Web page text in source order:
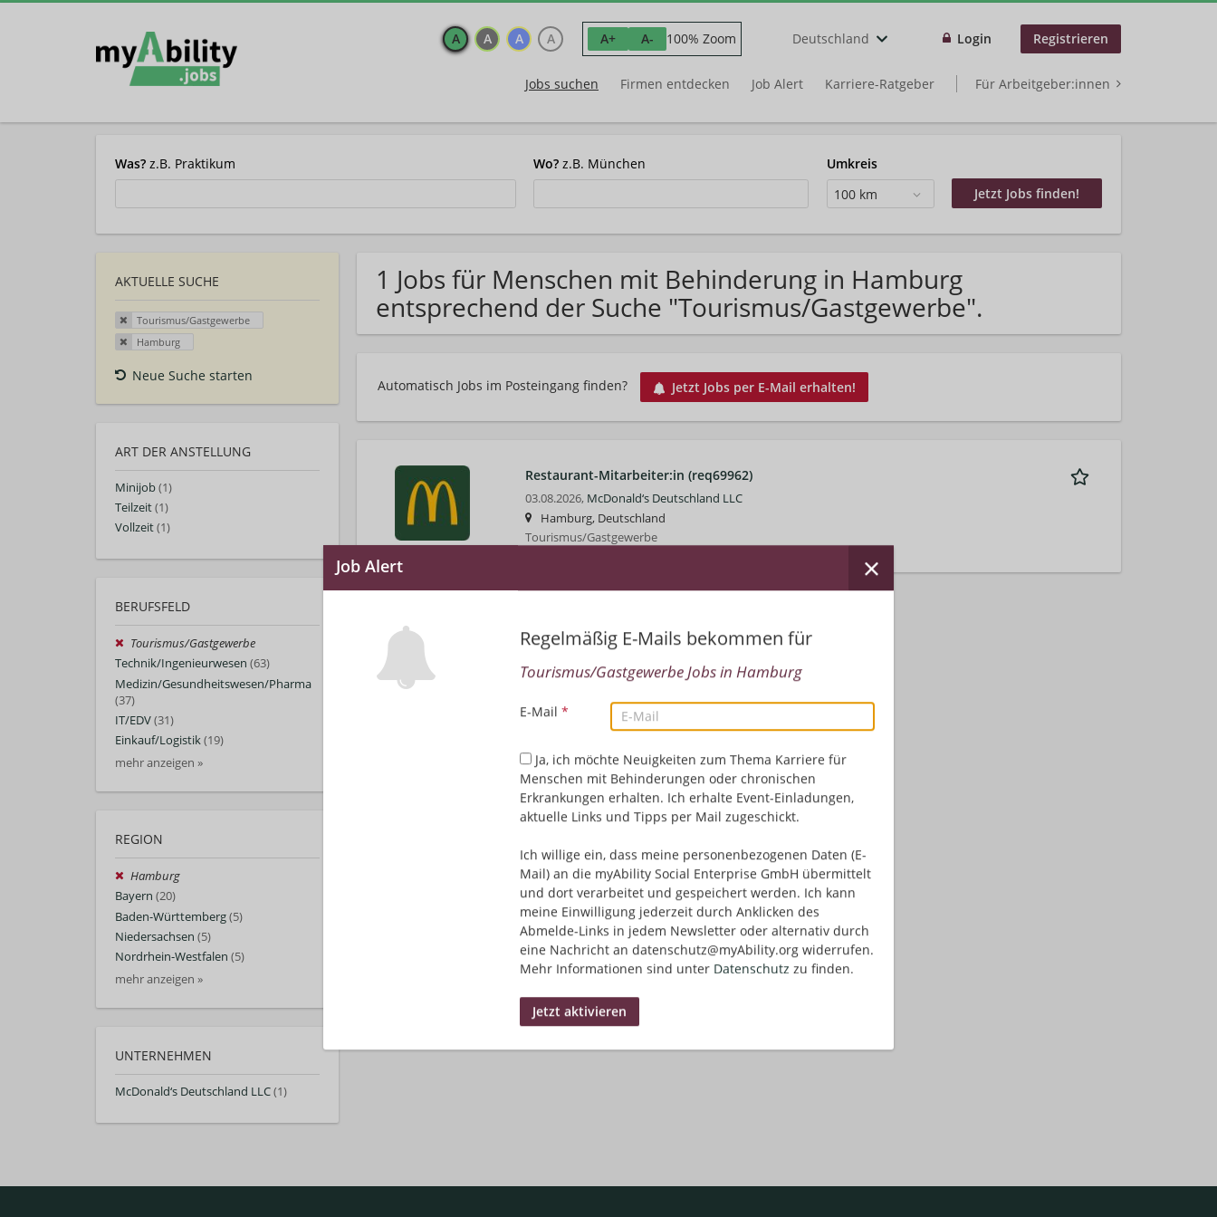
A A A A A+ A- 100% Zoom Deutschland Login Registrieren
Jobs suchen Firmen entdecken Job Alert Karriere-Ratgeber Für Arbeitgeber:innen
Was? z.B. Praktikum Wo? z.B. München
Umkreis
100 km
AKTUELLE SUCHE
Tourismus/Gastgewerbe
Hamburg
Neue Suche starten
ART DER ANSTELLUNG
Minijob(1)
Teilzeit(1)
Vollzeit(1)
BERUFSFELD
Tourismus/Gastgewerbe
Technik/Ingenieurwesen (63)
Medizin/Gesundheitswesen/Pharma
(37)
IT/EDV(31)
Einkauf/Logistik(19)
mehr anzeigen »
REGION
Hamburg
Bayern (20)
Baden-Württemberg(5)
Niedersachsen (5)
Nordrhein-Westfalen (5)
mehr anzeigen »
UNTERNEHMEN
McDonald‘s Deutschland LLC(1)
1 Jobs für Menschen mit Behinderung in Hamburg
entsprechend der Suche "Tourismus/Gastgewerbe".
Automatisch Jobs im Posteingang finden? Jetzt Jobs per E-Mail erhalten!
Regelmäßig E-Mails bekommen für
Tourismus/Gastgewerbe Jobs in Hamburg
E-Mail *
Ja, ich möchte Neuigkeiten zum Thema Karriere für
Menschen mit Behinderungen oder chronischen
Erkrankungen erhalten. Ich erhalte Event-Einladungen,
aktuelle Links und Tipps per Mail zugeschickt.
Ich willige ein, dass meine personenbezogenen Daten (E-
Mail) an die myAbility Social Enterprise GmbH übermittelt
und dort verarbeitet und gespeichert werden. Ich kann
meine Einwilligung jederzeit durch Anklicken des
Abmelde-Links in jedem Newsletter oder alternativ durch
eine Nachricht an datenschutz@myAbility.org widerrufen.
Mehr Informationen sind unter Datenschutz zu finden.
Restaurant-Mitarbeiter:in (req69962)
03.08.2026, McDonald‘s Deutschland LLC
Hamburg, Deutschland
Tourismus/Gastgewerbe